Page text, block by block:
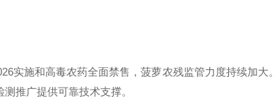
实施和高毒农药全面禁售，菠萝农残监管力度持续加
推广提供可靠技术支撑。